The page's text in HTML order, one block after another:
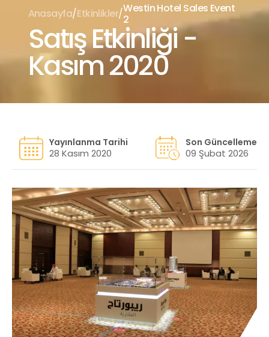
Anasayfa/Etkinlikler/Westin Hotel Sales Event
2
Satış Etkinliği -
Kasım 2020
Yayınlanma Tarihi
28 Kasım 2020
Son Güncelleme
09 Şubat 2026